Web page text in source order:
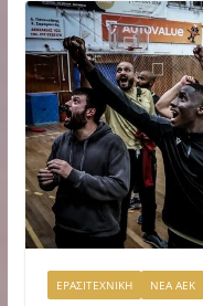
ΕΡΑΣΙΤΕΧΝΙΚΗ ΝΕΑ ΑΕΚ